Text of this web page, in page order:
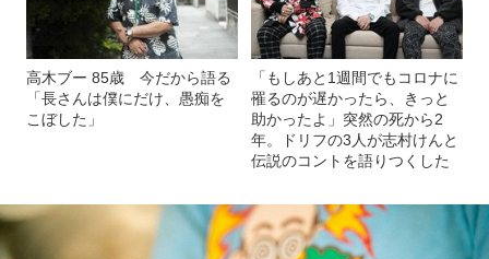
高木ブー 85歳 今だから語る
「長さんは僕にだけ、愚痴を
こぼした」
「もしあと1週間でもコロナに
罹るのが遅かったら、きっと
助かったよ」突然の死から2
年。ドリフの3人が志村けんと
伝説のコントを語りつくした